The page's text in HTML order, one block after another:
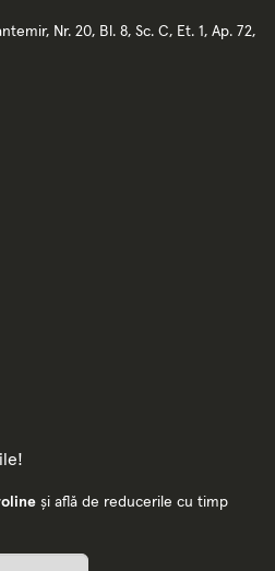
Nr. 20, Bl. 8, Sc. C, Et. 1, Ap. 72,
și află de reducerile cu timp